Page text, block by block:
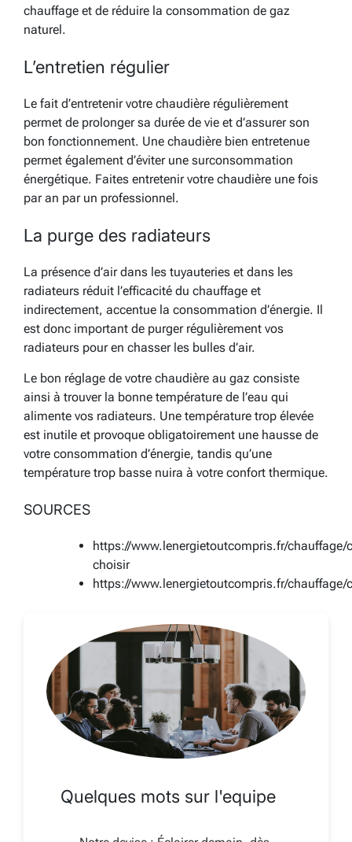
chauffage et de réduire la consommation de gaz
naturel.
L’entretien régulier
Le fait d’entretenir votre chaudière régulièrement
permet de prolonger sa durée de vie et d’assurer son
bon fonctionnement. Une chaudière bien entretenue
permet également d’éviter une surconsommation
énergétique. Faites entretenir votre chaudière une fois
par an par un professionnel.
La purge des radiateurs
La présence d’air dans les tuyauteries et dans les
radiateurs réduit l’efficacité du chauffage et
indirectement, accentue la consommation d’énergie. Il
est donc important de purger régulièrement vos
radiateurs pour en chasser les bulles d’air.
Le bon réglage de votre chaudière au gaz consiste
ainsi à trouver la bonne température de l’eau qui
alimente vos radiateurs. Une température trop élevée
est inutile et provoque obligatoirement une hausse de
votre consommation d’énergie, tandis qu’une
température trop basse nuira à votre confort thermique.
SOURCES
https://www.lenergietoutcompris.fr/
choisir
https://www.lenergietoutcompris.fr/chauffage/
Quelques mots sur l'equipe